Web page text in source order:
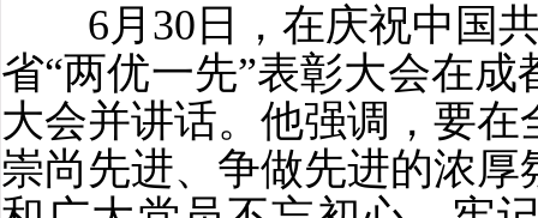
6月30日，在庆祝中国共
省“两优一先”表彰大会在
大会并讲话。他强调，要
崇尚先进、争做先进的浓